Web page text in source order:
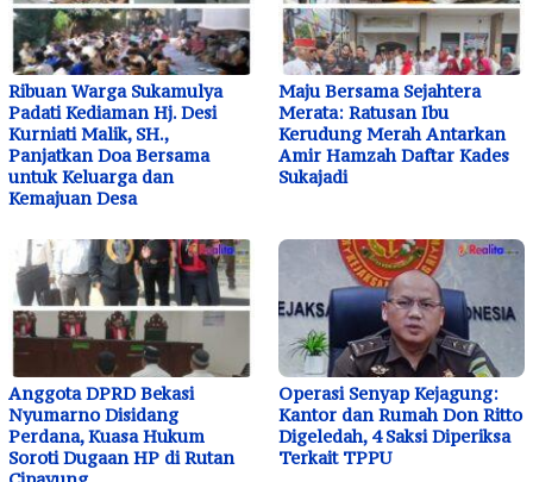
Ribuan Warga Sukamulya
Padati Kediaman Hj. Desi
Kurniati Malik, SH.,
Panjatkan Doa Bersama
untuk Keluarga dan
Kemajuan Desa
Maju Bersama Sejahtera
Merata: Ratusan Ibu
Kerudung Merah Antarkan
Amir Hamzah Daftar Kades
Sukajadi
Anggota DPRD Bekasi
Nyumarno Disidang
Perdana, Kuasa Hukum
Soroti Dugaan HP di Rutan
Operasi Senyap Kejagung:
Kantor dan Rumah Don Ritto
Digeledah, 4 Saksi Diperiksa
Terkait TPPU